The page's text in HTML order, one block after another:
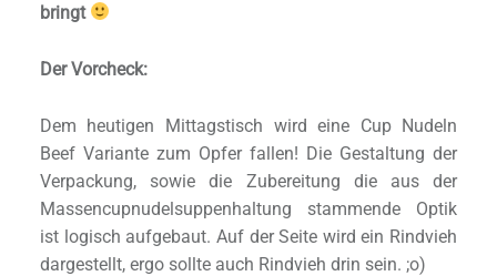
bringt
Der Vorcheck:
Dem heutigen Mittagstisch wird eine Cup Nudeln
Beef Variante zum Opfer fallen! Die Gestaltung der
Verpackung, sowie die Zubereitung die aus der
Massencupnudelsuppenhaltung stammende Optik
ist logisch aufgebaut. Auf der Seite wird ein Rindvieh
dargestellt, ergo sollte auch Rindvieh drin sein. ;o)